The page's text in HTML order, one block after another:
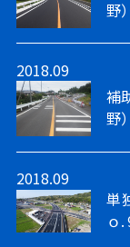
野
2018.09
補
野
2018.09
単
ｏ